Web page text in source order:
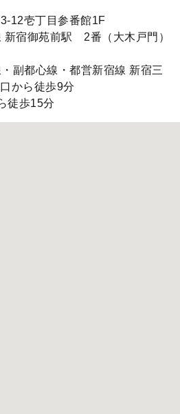
12壱丁目参番館1F
新宿御苑前駅 2番（大木戸門）
副都心線・都営新宿線 新宿三
から徒歩9分
徒歩15分